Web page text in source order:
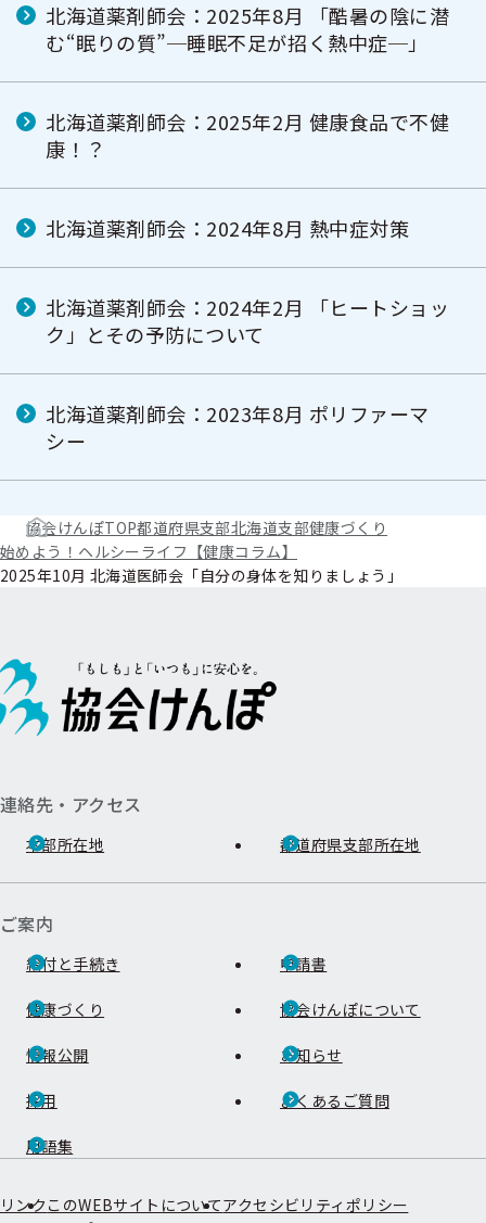
北海道薬剤師会：2025年8月 「酷暑の陰に潜
む“眠りの質”─睡眠不足が招く熱中症─」
北海道薬剤師会：2025年2月 健康食品で不健
康！？
北海道薬剤師会：2024年8月 熱中症対策
北海道薬剤師会：2024年2月 「ヒートショッ
ク」とその予防について
北海道薬剤師会：2023年8月 ポリファーマ
シー
協会けんぽTOP都道府県支部北海道支部健康づくり
始めよう！ヘルシーライフ【健康コラム】
2025年10月 北海道医師会「自分の身体を知りましょう」
連絡先・アクセス
本部所在地 都道府県支部所在地
ご案内
給付と手続き 申請書
健康づくり 協会けんぽについて
情報公開 お知らせ
採用 よくあるご質問
用語集
リンク このWEBサイトについてアクセシビリティポリシー